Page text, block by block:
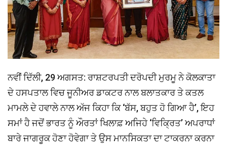
ਨਵੀਂ ਦਿੱਲੀ, 29 ਅਗਸਤ: ਰਾਸ਼ਟਰਪਤੀ ਦਰੋਪਦੀ ਮੁਰਮੂ ਨੇ ਕੋਲਕਾਤਾ
ਦੇ ਹਸਪਤਾਲ ਵਿਚ ਜੂਨੀਅਰ ਡਾਕਟਰ ਨਾਲ ਬਲਾਤਕਾਰ ਤੇ ਕਤਲ
ਮਾਮਲੇ ਦੇ ਹਵਾਲੇ ਨਾਲ ਅੱਜ ਕਿਹਾ ਕਿ ‘ਬੱਸ, ਬਹੁਤ ਹੋ ਗਿਆ ਹੈ’, ਇਹ
ਸਮਾਂ ਹੈ ਜਦੋਂ ਭਾਰਤ ਨੂੰ ਔਰਤਾਂ ਖਿਲਾਫ਼ ਅਜਿਹੇ ‘ਵਿਕ੍ਰਿਤ’ ਅਪਰਾਧਾਂ
ਬਾਰੇ ਜਾਗਰੂਕ ਹੋਣਾ ਹੋਵੇਗਾ ਤੇ ਉਸ ਮਾਨਸਿਕਤਾ ਦਾ ਟਾਕਰਨਾ ਕਰਨਾ